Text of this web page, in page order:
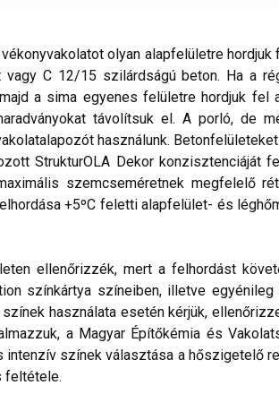
olyan alapfelületre
C 12/15 szilárdságú beton. Ha a
a sima egyenes felületre hordjuk fel
távolítsuk el. A porló, de
használunk.
StrukturOLA Dekor konzisztenciáját
szemcseméretnek megfelelő
+5ºC feletti alapfelület- és
ellenőrizzék, mert a felhordást
színkártya színeiben, illetve
használata esetén kérjük,
a Magyar Építőkémia és
intenzív színek választása a hőszigetelő
feltétele.